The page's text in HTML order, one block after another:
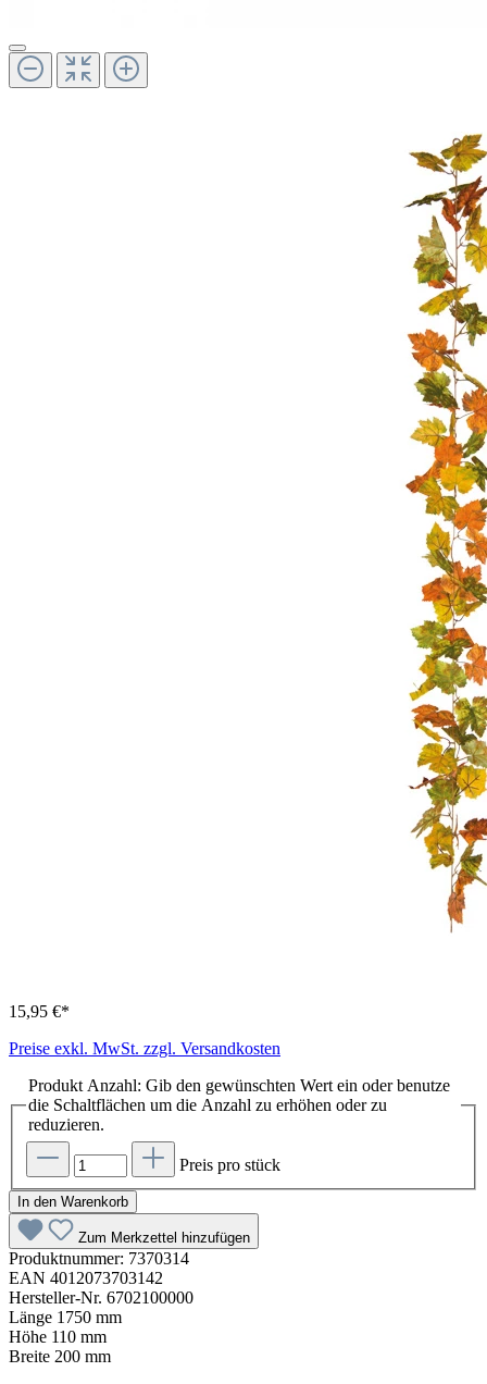
15,95 €*
Preise exkl. MwSt. zzgl. Versandkosten
Produkt Anzahl: Gib den gewünschten Wert ein oder benutze
die Schaltflächen um die Anzahl zu erhöhen oder zu
reduzieren.
Preis pro stück
In den Warenkorb
Zum Merkzettel hinzufügen
Produktnummer: 7370314
EAN 4012073703142
Hersteller-Nr. 6702100000
Länge 1750 mm
Höhe 110 mm
Breite 200 mm